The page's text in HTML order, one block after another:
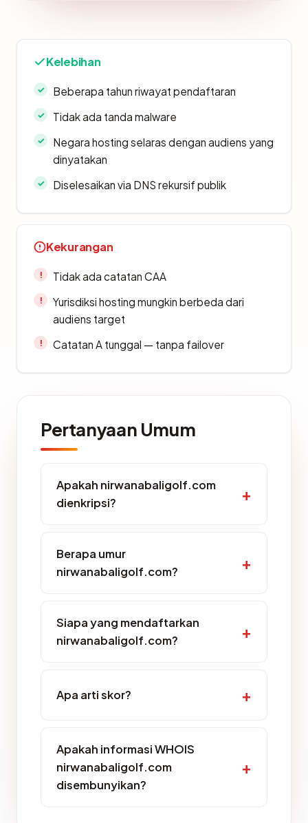
Kelebihan
Beberapa tahun riwayat pendaftaran
Tidak ada tanda malware
Negara hosting selaras dengan audiens yang
dinyatakan
Diselesaikan via DNS rekursif publik
Kekurangan
Tidak ada catatan CAA
Yurisdiksi hosting mungkin berbeda dari
audiens target
Catatan A tunggal — tanpa failover
Pertanyaan Umum
Apakah nirwanabaligolf.com
dienkripsi?
Berapa umur
nirwanabaligolf.com?
Siapa yang mendaftarkan
nirwanabaligolf.com?
Apa arti skor?
Apakah informasi WHOIS
nirwanabaligolf.com
disembunyikan?